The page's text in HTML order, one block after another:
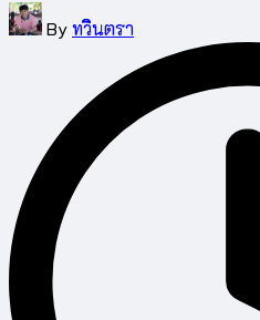
Posted
by
Byทวินตรา